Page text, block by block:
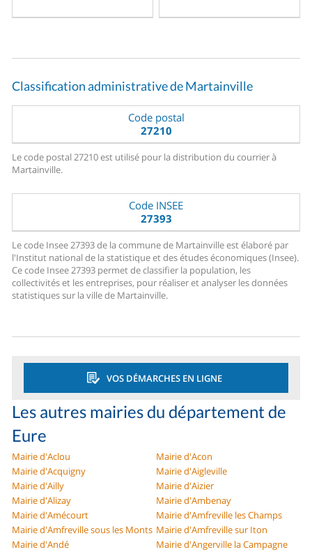
Classification administrative de Martainville
Code postal
27210
Le code postal 27210 est utilisé pour la distribution du courrier à
Martainville.
Code INSEE
27393
Le code Insee 27393 de la commune de Martainville est élaboré par
l'Institut national de la statistique et des études économiques (Insee).
Ce code Insee 27393 permet de classifier la population, les
collectivités et les entreprises, pour réaliser et analyser les données
statistiques sur la ville de Martainville.
VOS DÉMARCHES EN LIGNE
Les autres mairies du département de
Eure
Mairie d'Aclou
Mairie d'Acon
Mairie d'Acquigny
Mairie d'Aigleville
Mairie d'Ailly
Mairie d'Aizier
Mairie d'Alizay
Mairie d'Ambenay
Mairie d'Amécourt
Mairie d'Amfreville les Champs
Mairie d'Amfreville sous les Monts Mairie d'Amfreville sur Iton
Mairie d'Andé
Mairie d'Angerville la Campagne